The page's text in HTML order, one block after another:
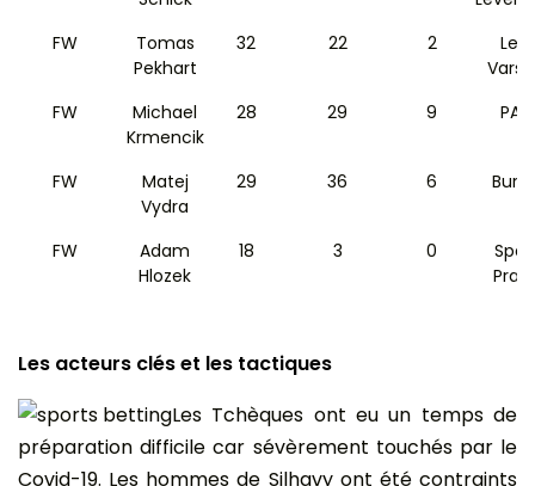
FW
Tomas
Pekhart
32 22 2
FW
Michael
Krmencik
28 29 9
FW
Matej
Vydra
29 36 6
FW
Adam
Hlozek
18 3 0
Les acteurs clés et les tactiques
Les Tchèques ont eu un temps de
préparation difficile car sévèrement touchés par le
Covid-19. Les hommes de Silhavy ont été contraints